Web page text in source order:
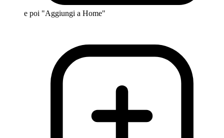
e poi "Aggiungi a Home"